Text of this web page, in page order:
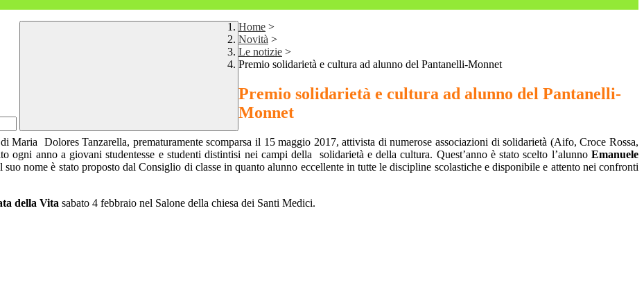
Home >
Novità >
Le notizie >
Premio solidarietà e cultura ad alunno del Pantanelli-Monnet
Premio solidarietà e cultura ad alunno del Pantanelli-
Monnet
Dolores Tanzarella, prematuramente scomparsa il 15 maggio 2017, attivista di numerose associazioni di solidarietà (Aifo, Croce Rossa,
anno a giovani studentesse e studenti distintisi nei campi della solidarietà e della cultura. Quest’anno è stato scelto l’alunno Emanuele
nome è stato proposto dal Consiglio di classe in quanto alunno eccellente in tutte le discipline scolastiche e disponibile e attento nei confronti
della Vita sabato 4 febbraio nel Salone della chiesa dei Santi Medici.